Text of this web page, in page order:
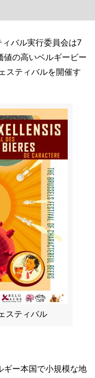
バル実行委員会は7
の高いベルギービー
スティバルを開催す
スティバル
ー本国で小規模な地